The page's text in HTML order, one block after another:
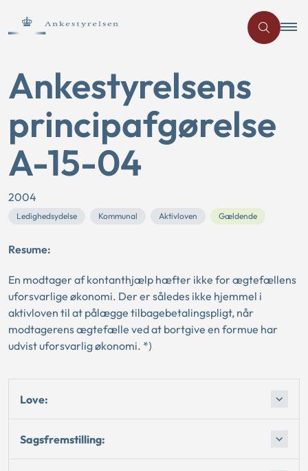
Ankestyrelsens
principafgørelse
A-15-04
2004
Ledighedsydelse Kommunal Aktivloven Gældende
Resume:
En modtager af kontanthjælp hæfter ikke for ægtefællens
uforsvarlige økonomi. Der er således ikke hjemmel i
aktivloven til at pålægge tilbagebetalingspligt, når
modtagerens ægtefælle ved at bortgive en formue har
udvist uforsvarlig økonomi. *)
Love:
Sagsfremstilling: